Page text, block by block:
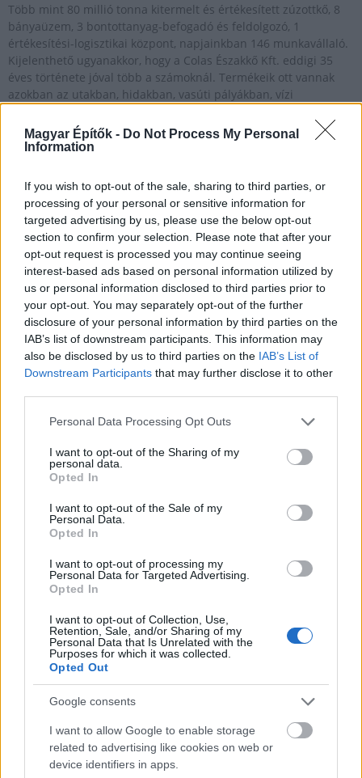
Magyar Építők - Do Not Process My Personal
Information
If you wish to opt-out of the sale, sharing to third parties, or
processing of your personal or sensitive information for
targeted advertising by us, please use the below opt-out
section to confirm your selection. Please note that after your
opt-out request is processed you may continue seeing
interest-based ads based on personal information utilized by
us or personal information disclosed to third parties prior to
your opt-out. You may separately opt-out of the further
disclosure of your personal information by third parties on the
IAB’s list of downstream participants. This information may
also be disclosed by us to third parties on the IAB’s List of
Downstream Participants that may further disclose it to other
Please note that this website/app uses one or more Google
not limited to your visit or usage behaviour. You may click to
grant or deny consent to Google and its third-party tags to
use your data for below specified purposes in below Google
consent section.
Personal Data Processing Opt Outs
I want to opt-out of the Sharing of my
personal data.
Opted In
I want to opt-out of the Sale of my
Personal Data.
Opted In
I want to opt-out of processing my
Personal Data for Targeted Advertising.
Opted In
I want to opt-out of Collection, Use,
Retention, Sale, and/or Sharing of my
Personal Data that Is Unrelated with the
Purposes for which it was collected.
Opted Out
Google consents
I want to allow Google to enable storage
related to advertising like cookies on web or
device identifiers in apps.
Több mint 80 millió tonna kitermelt és értékesített zúzottkő, 8
bányaüzem, 3 bontottanyag-befogadó és feldolgozó, 1
értékesítési-logisztikai központ, napjainkban 146 munkavállaló.
Kijelenthető ugyanakkor, hogy a Colas Északkő Kft. eddigi 35
éves története jóval több a számoknál. Termékeik ott vannak
azokban az utakban, hidakban, vasúti pályákban, vízi
hazai infrastruktúra fejlesztését és működését. A jubileum
alkalom arra is, hogy a vállalat ügyvezetőjével, Cseh Zoltánnal a
beszélgessünk.
Híd- és közműépítő céget vásárolt fel a
STRABAG Romániában
Újabb csarnokkal bővült az Innovinia
portfoliója Nyíregyházán
örökségvédelem Mohács
Épített öröksége megújításával is készül Mohács a
csata ötszázadik évfordulójára
Új kápolna, kiállítótér épült a mohácsi csata emlékhelyén. A
városban is számos beruházás készült el vagy közeledik a
befejezéshez. Új parkolóház létesül, megújul a városháza és a